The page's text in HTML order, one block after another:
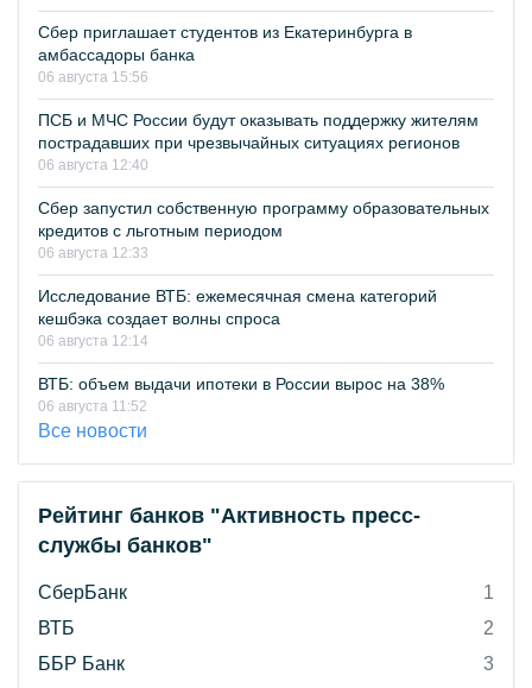
Сбер приглашает студентов из Екатеринбурга в
амбассадоры банка
06 августа 15:56
ПСБ и МЧС России будут оказывать поддержку жителям
пострадавших при чрезвычайных ситуациях регионов
06 августа 12:40
Сбер запустил собственную программу образовательных
кредитов с льготным периодом
06 августа 12:33
Исследование ВТБ: ежемесячная смена категорий
кешбэка создает волны спроса
06 августа 12:14
ВТБ: объем выдачи ипотеки в России вырос на 38%
06 августа 11:52
Все новости
Рейтинг банков "Активность пресс-
службы банков"
СберБанк
1
ВТБ
2
ББР Банк
3